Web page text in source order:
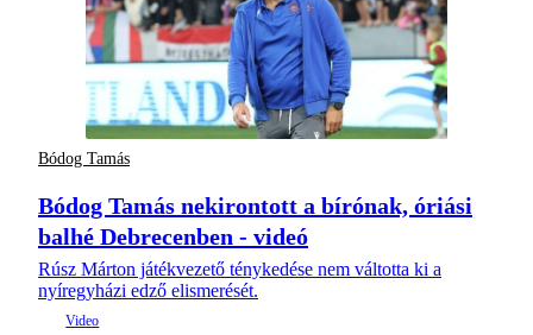
Bódog Tamás
Bódog Tamás nekirontott a bírónak, óriási
balhé Debrecenben - videó
Rúsz Márton játékvezető ténykedése nem váltotta ki a
nyíregyházi edző elismerését.